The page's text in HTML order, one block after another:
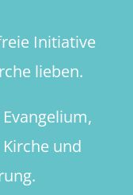
Initiative
lieben.
und